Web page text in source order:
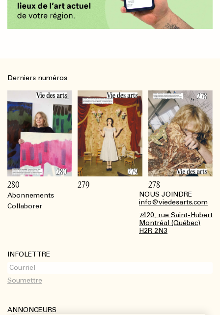
Abonnements
Collaborer
NOUS JOINDRE
info@viedesarts.com
7420, rue Saint-Hubert
Montréal (Québec)
H2R 2N3
INFOLETTRE
ANNONCEURS
Derniers numéros
280 279 278